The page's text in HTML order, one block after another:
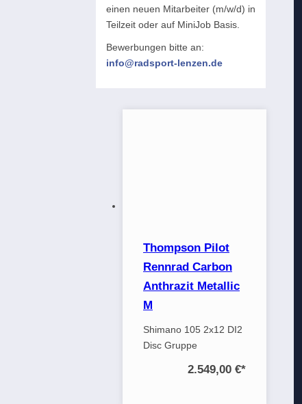
einen neuen Mitarbeiter (m/w/d) in
Teilzeit oder auf MiniJob Basis.
Bewerbungen bitte an:
info@radsport-lenzen.de
Thompson Pilot
Rennrad Carbon
Anthrazit Metallic
M
Shimano 105 2x12 DI2
Disc Gruppe
2.549,00 €*